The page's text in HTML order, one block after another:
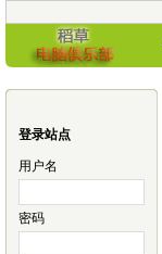
登录站点
用户名
密码